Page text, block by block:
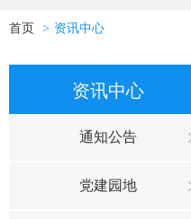
首页 资讯中心
资讯中心
通知公告
党建园地